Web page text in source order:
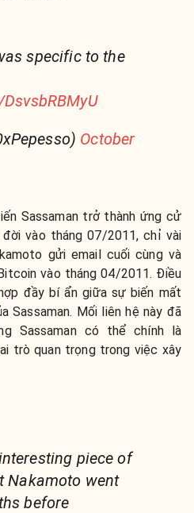
specific to the
October
Sassaman trở thành ứng cử
vào tháng 07/2011, chỉ vài
gửi email cuối cùng và
vào tháng 04/2011. Điều
đầy bí ẩn giữa sự biến mất
Sassaman. Mối liên hệ này đã
Sassaman có thể chính là
trò quan trọng trong việc xây
piece of
Nakamoto went
before